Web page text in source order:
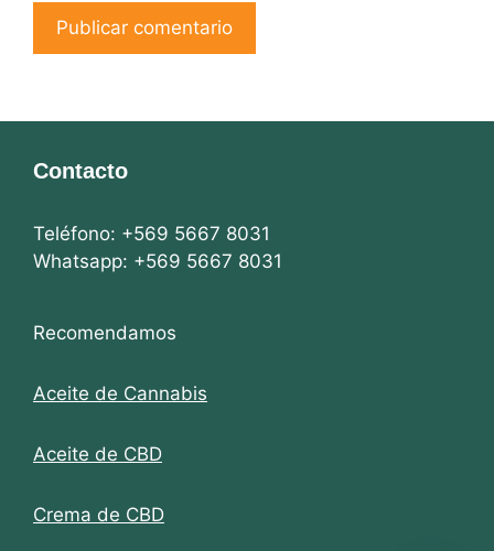
Contacto
Teléfono: +569 5667 8031
Whatsapp: +569 5667 8031
Recomendamos
Aceite de Cannabis
Aceite de CBD
Crema de CBD